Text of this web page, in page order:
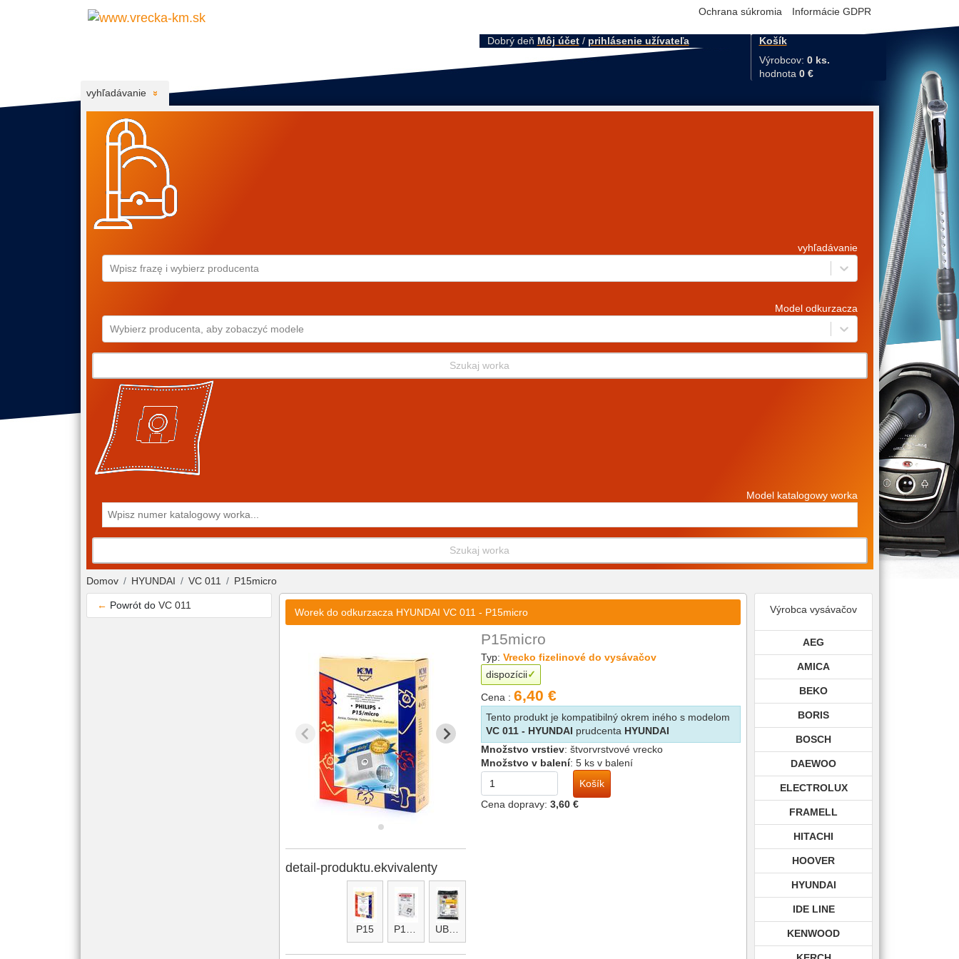
Ochrana súkromia Informácie GDPR
Dobrý deň Môj účet/ prihlásenie užívateľa
Košík
Výrobcov: 0 ks.
hodnota 0 €
vyhľadávanie
vyhľadávanie
Wpisz frazę i wybierz producenta
Model odkurzacza
Wybierz producenta, aby zobaczyć modele
Szukaj worka
Model katalogowy worka
Szukaj worka
Domov HYUNDAI VC 011 P15micro
← Powrót do VC 011
Worek do odkurzacza HYUNDAI VC 011 - P15micro
detail-produktu.ekvivalenty
P15
P15micro
Typ:Vrecko fizelinové do vysávačov
dispozícii
Cena :6,40 €
Tento produkt je kompatibilný okrem iného s modelom
VC 011 - HYUNDAI prudcenta HYUNDAI
Množstvo vrstiev:štvorvrstvové vrecko
Množstvo v balení:5 ks v balení
Košík
Cena dopravy:3,60 €
Výrobca vysávačov
AEG
AMICA
BEKO
BORIS
BOSCH
DAEWOO
ELECTROLUX
FRAMELL
HITACHI
HOOVER
HYUNDAI
IDE LINE
KENWOOD